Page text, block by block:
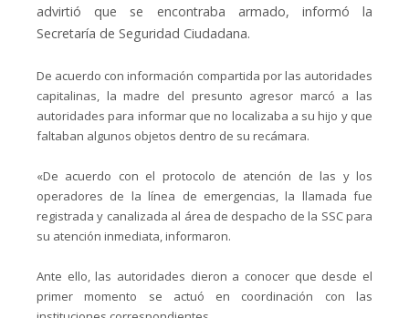
advirtió que se encontraba armado, informó la
Secretaría de Seguridad Ciudadana.
De acuerdo con información compartida por las autoridades
capitalinas, la madre del presunto agresor marcó a las
autoridades para informar que no localizaba a su hijo y que
faltaban algunos objetos dentro de su recámara.
«De acuerdo con el protocolo de atención de las y los
operadores de la línea de emergencias, la llamada fue
registrada y canalizada al área de despacho de la SSC para
su atención inmediata, informaron.
Ante ello, las autoridades dieron a conocer que desde el
primer momento se actuó en coordinación con las